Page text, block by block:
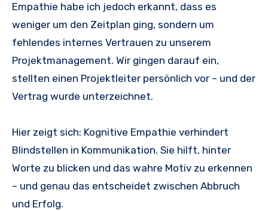
Empathie habe ich jedoch erkannt, dass es
weniger um den Zeitplan ging, sondern um
fehlendes internes Vertrauen zu unserem
Projektmanagement. Wir gingen darauf ein,
stellten einen Projektleiter persönlich vor – und der
Vertrag wurde unterzeichnet.
Hier zeigt sich: Kognitive Empathie verhindert
Blindstellen in Kommunikation. Sie hilft, hinter
Worte zu blicken und das wahre Motiv zu erkennen
– und genau das entscheidet zwischen Abbruch
und Erfolg.